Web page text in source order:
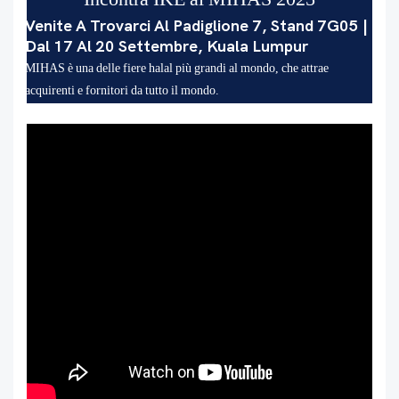
Venite A Trovarci Al Padiglione 7, Stand 7G05 |
Dal 17 Al 20 Settembre, Kuala Lumpur
MIHAS è una delle fiere halal più grandi al mondo, che attrae
acquirenti e fornitori da tutto il mondo.